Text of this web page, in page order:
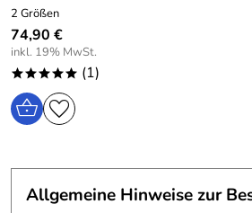
2 Größen
74,90 €
inkl. 19% MwSt.
***** (1)
Allgemeine Hinweise zur